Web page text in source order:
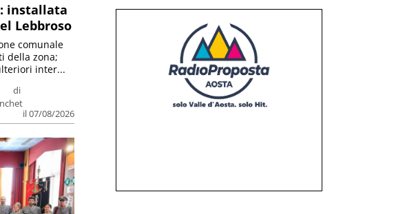
installata
Lebbroso
di
il 07/08/2026
comunale
della zona;
inter...